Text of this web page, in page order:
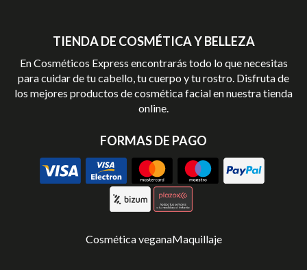
TIENDA DE COSMÉTICA Y BELLEZA
En Cosméticos Express encontrarás todo lo que necesitas
para cuidar de tu cabello, tu cuerpo y tu rostro. Disfruta de
los mejores productos de cosmética facial en nuestra tienda
online.
FORMAS DE PAGO
Cosmética veganaMaquillaje